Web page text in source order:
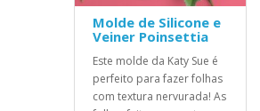
Molde de Silicone e
Veiner Poinsettia
Este molde da Katy Sue é
perfeito para fazer folhas
com textura nervurada! As